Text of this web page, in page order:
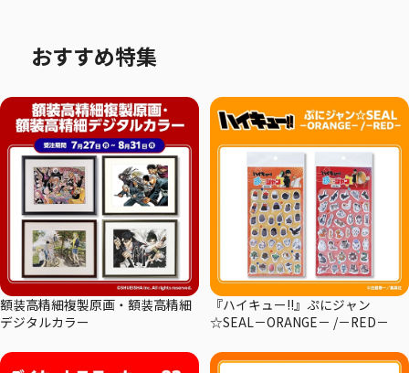
おすすめ特集
額装高精細複製原画・額装高精細
デジタルカラー
『ハイキュー!!』ぷにジャン
☆SEAL－ORANGE－ /－RED－